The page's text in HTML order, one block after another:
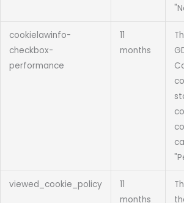
cookielawinfo-
checkbox-
performance
11
months
viewed_cookie_policy
11
months